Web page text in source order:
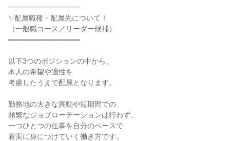
══════════════
✨配属職種・配属先について！
（一般職コース／リーダー候補）
══════════════
以下3つのポジションの中から、
本人の希望や適性を
考慮したうえで配属となります。
勤務地の大きな異動や短期間での
頻繁なジョブローテーションは行わず、
一つひとつの仕事を自分のペースで
着実に身につけていく働き方です。